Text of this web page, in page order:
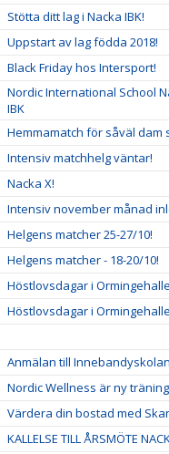
Stötta ditt lag i Nacka IBK!
Uppstart av lag födda 2018!
Black Friday hos Intersport!
Nordic International School
IBK
Hemmamatch för såväl dam
Intensiv matchhelg väntar!
Nacka X!
Intensiv november månad
Helgens matcher 25-27/10!
Helgens matcher - 18-20/10!
Höstlovsdagar i
Höstlovsdagar i
Anmälan till
Nordic Wellness är ny
Värdera din bostad med
KALLELSE TILL ÅRSMÖTE